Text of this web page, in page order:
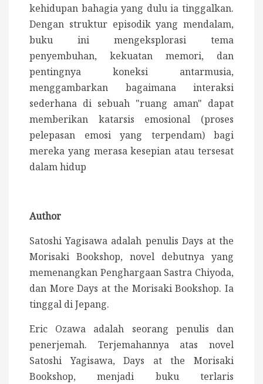
kehidupan bahagia yang dulu ia tinggalkan.
Dengan struktur episodik yang mendalam,
buku ini mengeksplorasi tema
penyembuhan, kekuatan memori, dan
pentingnya koneksi antarmusia,
menggambarkan bagaimana interaksi
sederhana di sebuah "ruang aman" dapat
memberikan katarsis emosional (proses
pelepasan emosi yang terpendam) bagi
mereka yang merasa kesepian atau tersesat
dalam hidup
Author
Satoshi Yagisawa adalah penulis Days at the
Morisaki Bookshop, novel debutnya yang
memenangkan Penghargaan Sastra Chiyoda,
dan More Days at the Morisaki Bookshop. Ia
tinggal di Jepang.
Eric Ozawa adalah seorang penulis dan
penerjemah. Terjemahannya atas novel
Satoshi Yagisawa, Days at the Morisaki
Bookshop, menjadi buku terlaris